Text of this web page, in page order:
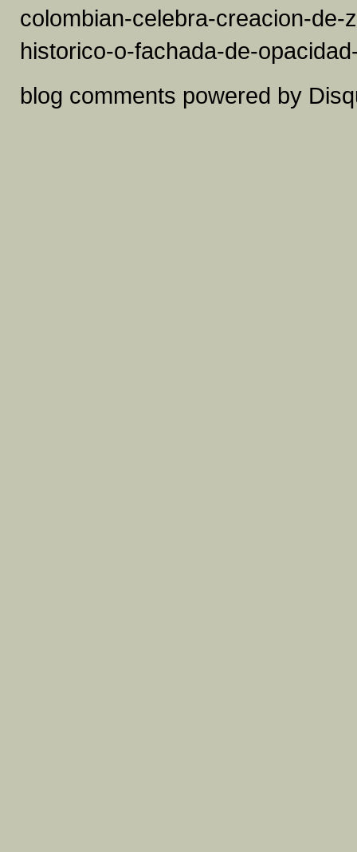
colombian-celebra-creacion-
historico-o-fachada-de-
blog comments powered by